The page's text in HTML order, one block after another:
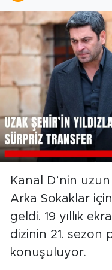
Kanal D’nin
Arka Sokaklar
geldi. 19 yıllık
dizinin 21. sezon
konuşuluyor.